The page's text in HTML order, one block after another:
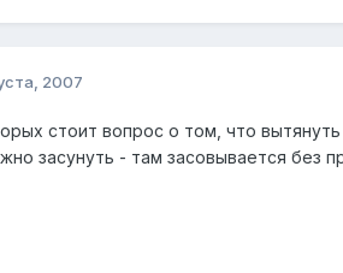
2007
стоит вопрос о том, что
засунуть - там засовывается без